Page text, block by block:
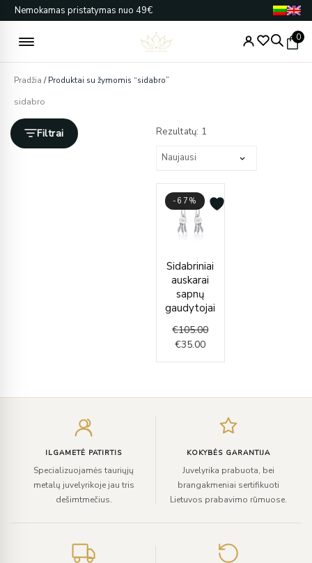
Pereiti
prie
turinio
Nemokamas pristatymas nuo 49€
0
Pradžia / Produktai su žymomis “sidabro”
sidabro
Filtrai Rezultatų: 1
-67%
Sidabriniai
auskarai
sapnų
gaudytojai
€105.00
price
was:
€105.00.
€35.00
price
is:
€35.00.
ILGAMETĖ PATIRTIS
Specializuojamės tauriųjų
metalų juvelyrikoje jau tris
dešimtmečius.
KOKYBĖS GARANTIJA
Juvelyrika prabuota, bei
brangakmeniai sertifikuoti
Lietuvos prabavimo rūmuose.